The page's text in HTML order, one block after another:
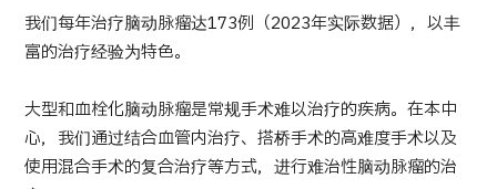
TOP
我们每年治疗脑动脉瘤达173例（2023年实际数据），以丰
富的治疗经验为特色。
大型和血栓化脑动脉瘤是常规手术难以治疗的疾病。在本中
心，我们通过结合血管内治疗、搭桥手术的高难度手术以及
使用混合手术的复合治疗等方式，进行难治性脑动脉瘤的治